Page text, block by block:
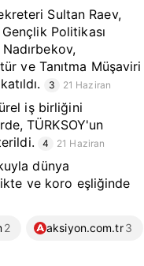
Sultan Raev,
Politikası
ve Tanıtma Müşaviri
3 21 Haziran
iş birliğini
TÜRKSOY'un
4 21 Haziran
dünya
ve koro eşliğinde
2 aksiyon.com.tr3